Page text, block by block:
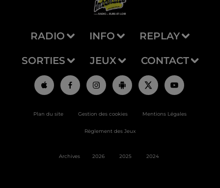
RADIO INFO REPLAY
SORTIES JEUX CONTACT
Plan du site Gestion des cookies Mentions Légales
Règlement des Jeux
Archives 2026 2025 2024